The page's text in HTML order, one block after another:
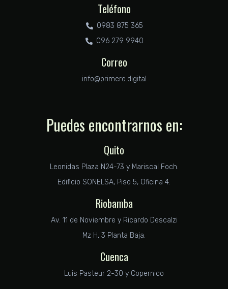
Teléfono
0983 875 365
096 279 9940
Correo
info@primero.digital
Puedes encontrarnos en:
Quito
Leonidas Plaza N24-73 y Mariscal Foch.
Edificio SONELSA, Piso 5, Oficina 4.
Riobamba
Av. 11 de Noviembre y Ricardo Descalzi
Mz H, 3 Planta Baja.
Cuenca
Luis Pasteur 2-30 y Copernico